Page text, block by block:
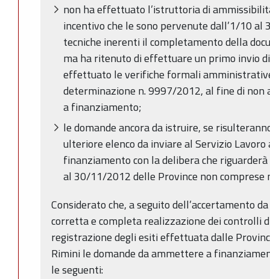
non ha effettuato l’istruttoria di
incentivo che le sono pervenute dall’1/10
tecniche inerenti il completamento della
ma ha ritenuto di effettuare un primo invio
effettuato le verifiche formali
determinazione n. 9997/2012, al fine di non
a finanziamento;
le domande ancora da istruire, se
ulteriore elenco da inviare al Servizio Lavoro
finanziamento con la delibera che
al 30/11/2012 delle Province non
Considerato che, a seguito dell’accertamento
corretta e completa realizzazione dei controlli
registrazione degli esiti effettuata dalle
Rimini le domande da ammettere a
le seguenti: